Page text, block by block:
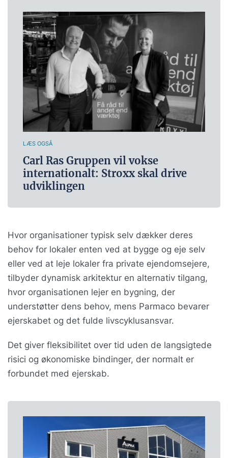
LÆS OGSÅ
Carl Ras Gruppen vil vokse
internationalt: Stroxx skal drive
udviklingen
Hvor organisationer typisk selv dækker deres
behov for lokaler enten ved at bygge og eje selv
eller ved at leje lokaler fra private ejendomsejere,
tilbyder dynamisk arkitektur en alternativ tilgang,
hvor organisationen lejer en bygning, der
understøtter dens behov, mens Parmaco bevarer
ejerskabet og det fulde livscyklusansvar.
Det giver fleksibilitet over tid uden de langsigtede
risici og økonomiske bindinger, der normalt er
forbundet med ejerskab.